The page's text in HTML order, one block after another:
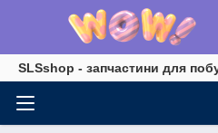
SLSshop - запчастини для